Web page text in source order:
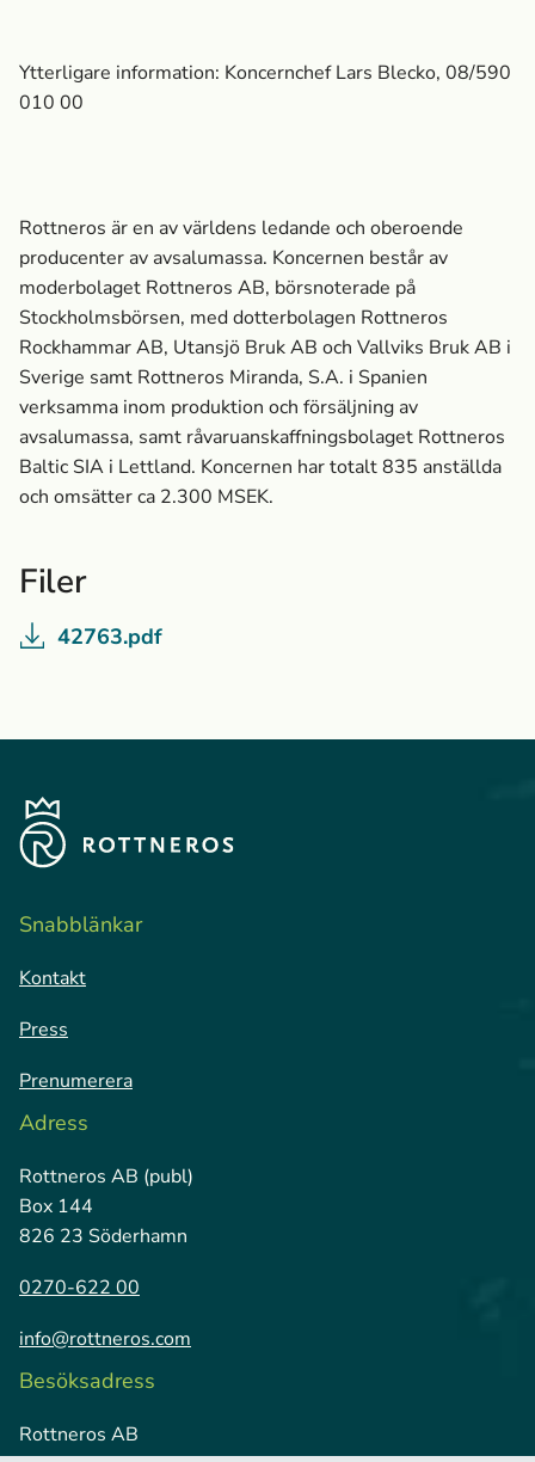
Ytterligare information: Koncernchef Lars Blecko, 08/590
010 00
Rottneros är en av världens ledande och oberoende
producenter av avsalumassa­. Koncernen består av
moderbolaget Rottneros AB, börsnoterade på
Stockholmsbörsen, med dotterbolagen Rottneros
Rockhammar AB, Utansjö Bruk AB och Vallviks Bruk AB i
Sverige samt Rottneros Miranda, S.A. i Spanien
verksamma inom produktion och försäljning av
avsalumassa­, samt råvaruanskaffningsbolaget Rottneros
Baltic SIA i Lettland. Koncernen har totalt 835 anställda
och omsätter ca 2.300 MSEK.
Filer
42763.pdf
Snabblänkar
Kontakt
Press
Prenumerera
Adress
Rottneros AB (publ)
Box 144
826 23 Söderhamn
0270-622 00
info@rottneros.com
Besöksadress
Rottneros AB